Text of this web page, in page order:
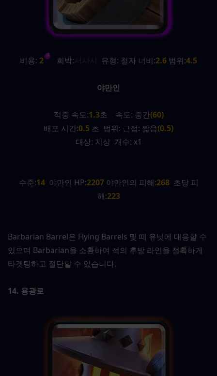
비용: 2 희박:서사시 유형: 철자 너비:2.6 범위:4.5
야만인
적중 속도:1.3초    속도: 중간(60)
배포 시간:0.5 초  범위: 근접: 짧음(0.5)
대상: 지상  개수: x1
수준:14 야만인 HP:2207 야만인의 피해:268 초당 피
해:223
Barbarian Barrel은 Flying Barrels 및 떼 유닛에 대응할 수
있으며 Barbarian을 소환하여 적의 후방 라인을 정확하게
타겟팅하고 절단할 수 있습니다.
14. 용광로